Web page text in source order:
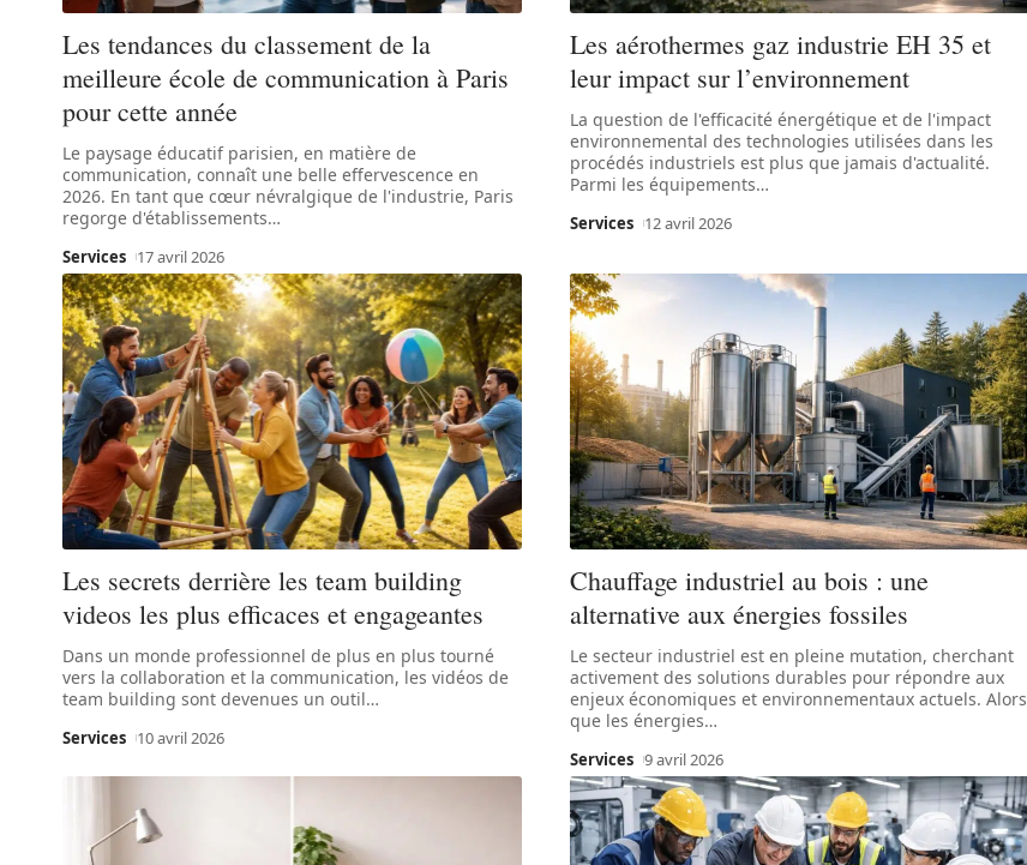
Les tendances du classement de la
meilleure école de communication à Paris
pour cette année
Le paysage éducatif parisien, en matière de
communication, connaît une belle effervescence en
2026. En tant que cœur névralgique de l'industrie, Paris
regorge d'établissements…
Services 17 avril 2026
Les aérothermes gaz industrie EH 35 et
leur impact sur l’environnement
La question de l'efficacité énergétique et de l'impact
environnemental des technologies utilisées dans les
procédés industriels est plus que jamais d'actualité.
Parmi les équipements…
Services 12 avril 2026
Les secrets derrière les team building
videos les plus efficaces et engageantes
Dans un monde professionnel de plus en plus tourné
vers la collaboration et la communication, les vidéos de
team building sont devenues un outil…
Services 10 avril 2026
Chauffage industriel au bois : une
alternative aux énergies fossiles
Le secteur industriel est en pleine mutation, cherchant
activement des solutions durables pour répondre aux
enjeux économiques et environnementaux actuels. Alors
que les énergies…
Services 9 avril 2026